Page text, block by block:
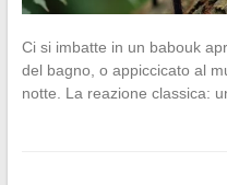
Ci si imbatte in un babouk
del bagno, o appiccicato al
notte. La reazione classica: